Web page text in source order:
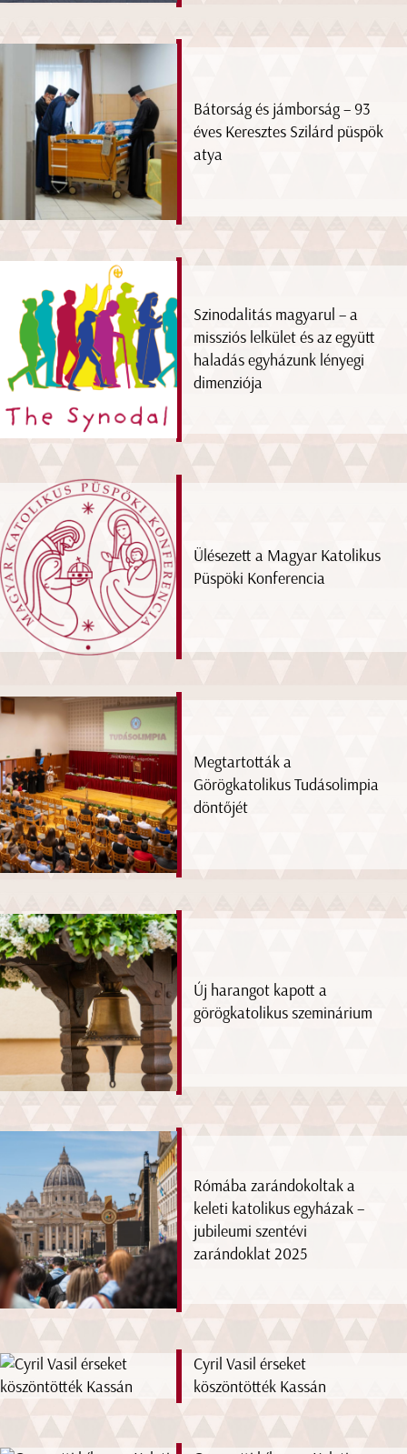
Bátorság és jámborság – 93
éves Keresztes Szilárd püspök
atya
Szinodalitás magyarul – a
missziós lelkület és az együtt
haladás egyházunk lényegi
dimenziója
Ülésezett a Magyar Katolikus
Püspöki Konferencia
Megtartották a
Görögkatolikus Tudásolimpia
döntőjét
Új harangot kapott a
görögkatolikus szeminárium
Rómába zarándokoltak a
keleti katolikus egyházak –
jubileumi szentévi
zarándoklat 2025
Cyril Vasil érseket
köszöntötték Kassán